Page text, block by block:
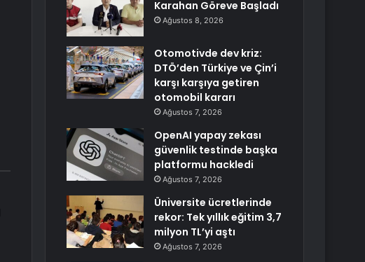
Karahan Göreve Başladı
Ağustos 8, 2026
Otomotivde dev kriz:
DTÖ’den Türkiye ve Çin’i
karşı karşıya getiren
otomobil kararı
Ağustos 7, 2026
OpenAI yapay zekası
güvenlik testinde başka
platformu hackledi
Ağustos 7, 2026
Üniversite ücretlerinde
rekor: Tek yıllık eğitim 3,7
milyon TL’yi aştı
Ağustos 7, 2026